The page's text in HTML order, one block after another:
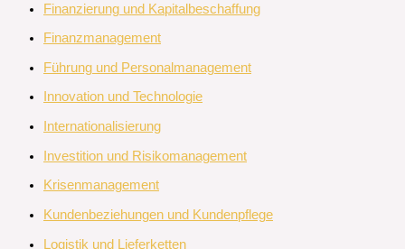
Finanzierung und Kapitalbeschaffung
Finanzmanagement
Führung und Personalmanagement
Innovation und Technologie
Internationalisierung
Investition und Risikomanagement
Krisenmanagement
Kundenbeziehungen und Kundenpflege
Logistik und Lieferketten